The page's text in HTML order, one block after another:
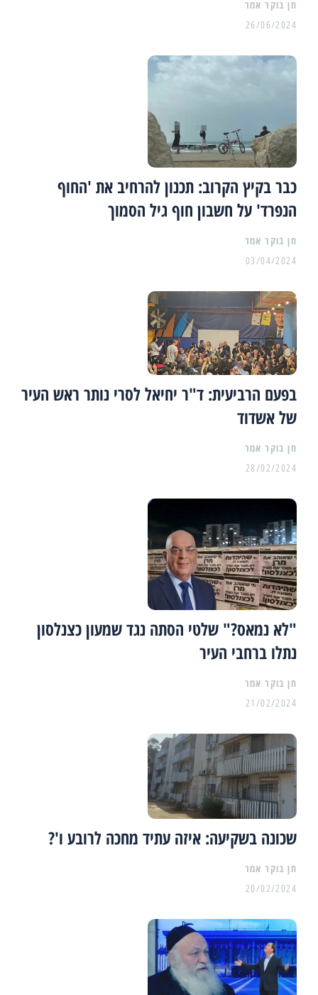
26/06/2024
כבר בקיץ הקרוב: תכנון להרחיב את 'החוף
הנפרד' על חשבון חוף גיל הסמוך
03/04/2024
בפעם הרביעית: ד"ר יחיאל לסרי נותר ראש העיר
של אשדוד
28/02/2024
"לא נמאס?" שלטי הסתה נגד שמעון כצנלסון
נתלו ברחבי העיר
21/02/2024
שכונה בשקיעה: איזה עתיד מחכה לרובע ו'?
20/02/2024